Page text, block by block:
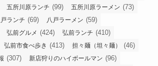
五所川原ランチ (99) 五所川原ラーメン (73)
ランチ (69) 八戸ラーメン (59)
弘前グルメ (424) 弘前ランチ (410)
弘前市食べ歩き (413) 担々麺（坦々麺） (46)
(307) 新店狩りのハイボールマン (96)